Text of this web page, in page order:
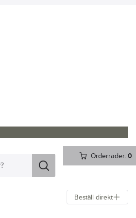
Orderrader:0
Beställ direkt